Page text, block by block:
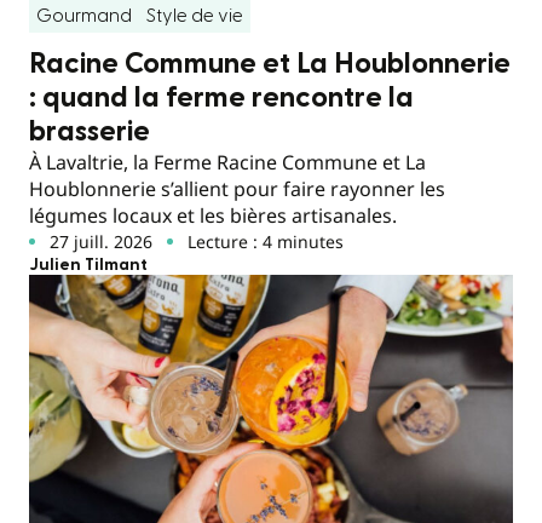
Gourmand Style de vie
Racine Commune et La Houblonnerie
: quand la ferme rencontre la
brasserie
À Lavaltrie, la Ferme Racine Commune et La
Houblonnerie s’allient pour faire rayonner les
légumes locaux et les bières artisanales.
27 juill. 2026 Lecture : 4 minutes
Julien Tilmant